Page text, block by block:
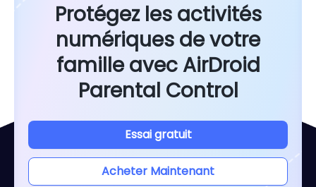
Protégez les activités
numériques de votre
famille avec AirDroid
Parental Control
Essai gratuit
Acheter Maintenant